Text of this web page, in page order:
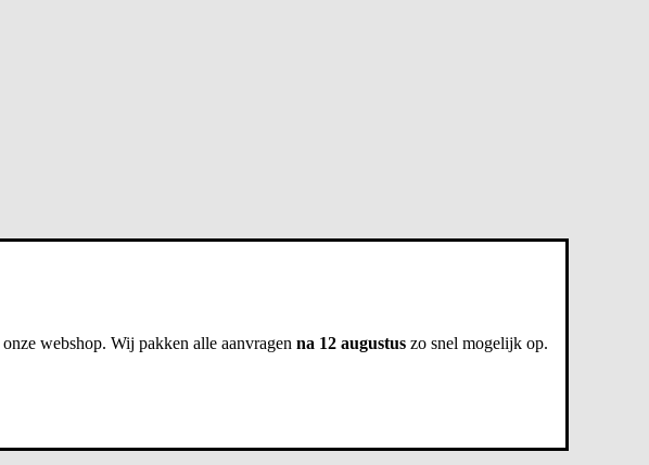
webshop. Wij pakken alle aanvragen na 12 augustus zo snel mogelijk op.